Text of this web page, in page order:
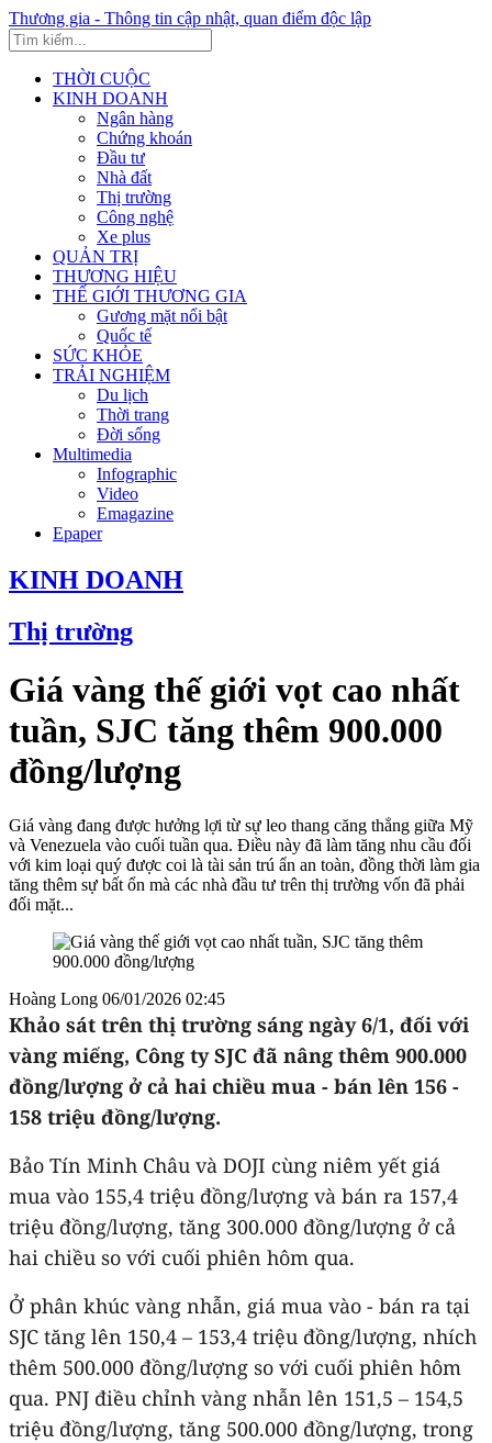
Thương gia - Thông tin cập nhật, quan điểm độc lập
THỜI CUỘC
KINH DOANH
Ngân hàng
Chứng khoán
Đầu tư
Nhà đất
Thị trường
Công nghệ
Xe plus
QUẢN TRỊ
THƯƠNG HIỆU
THẾ GIỚI THƯƠNG GIA
Gương mặt nổi bật
Quốc tế
SỨC KHỎE
TRẢI NGHIỆM
Du lịch
Thời trang
Đời sống
Multimedia
Infographic
Video
Emagazine
Epaper
KINH DOANH
Thị trường
Giá vàng thế giới vọt cao nhất
tuần, SJC tăng thêm 900.000
đồng/lượng
Giá vàng đang được hưởng lợi từ sự leo thang căng thẳng giữa Mỹ
và Venezuela vào cuối tuần qua. Điều này đã làm tăng nhu cầu đối
với kim loại quý được coi là tài sản trú ẩn an toàn, đồng thời làm gia
tăng thêm sự bất ổn mà các nhà đầu tư trên thị trường vốn đã phải
đối mặt...
Hoàng Long 06/01/2026 02:45
Khảo sát trên thị trường sáng ngày 6/1, đối với
vàng miếng, Công ty SJC đã nâng thêm 900.000
đồng/lượng ở cả hai chiều mua - bán lên 156 -
158 triệu đồng/lượng.
Bảo Tín Minh Châu và DOJI cùng niêm yết giá
mua vào 155,4 triệu đồng/lượng và bán ra 157,4
triệu đồng/lượng, tăng 300.000 đồng/lượng ở cả
hai chiều so với cuối phiên hôm qua.
Ở phân khúc vàng nhẫn, giá mua vào - bán ra tại
SJC tăng lên 150,4 – 153,4 triệu đồng/lượng, nhích
thêm 500.000 đồng/lượng so với cuối phiên hôm
qua. PNJ điều chỉnh vàng nhẫn lên 151,5 – 154,5
triệu đồng/lượng, tăng 500.000 đồng/lượng, trong